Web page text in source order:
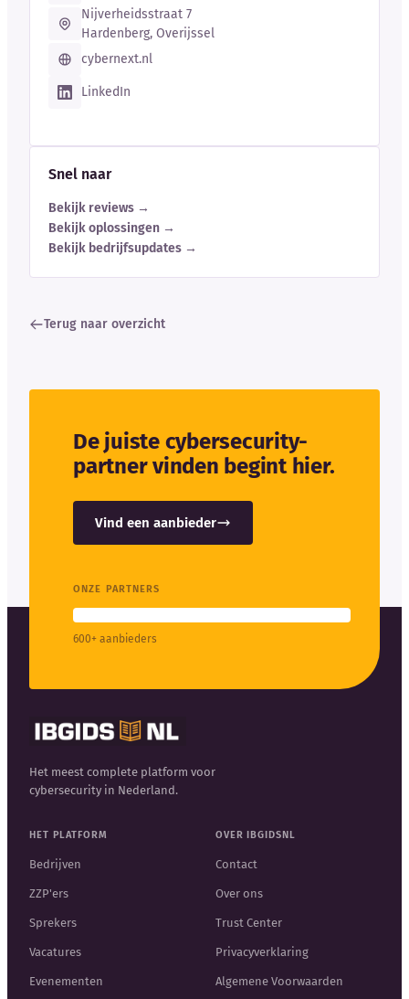
Nijverheidsstraat 7
Hardenberg, Overijssel
cybernext.nl
LinkedIn
Snel naar
Bekijk reviews →
Bekijk oplossingen →
Bekijk bedrijfsupdates →
Terug naar overzicht
De juiste cybersecurity-
partner vinden begint hier.
Vind een aanbieder
ONZE PARTNERS
600+ aanbieders
Het meest complete platform voor
cybersecurity in Nederland.
HET PLATFORM
Bedrijven
ZZP'ers
Sprekers
Vacatures
Evenementen
OVER IBGIDSNL
Contact
Over ons
Trust Center
Privacyverklaring
Algemene Voorwaarden